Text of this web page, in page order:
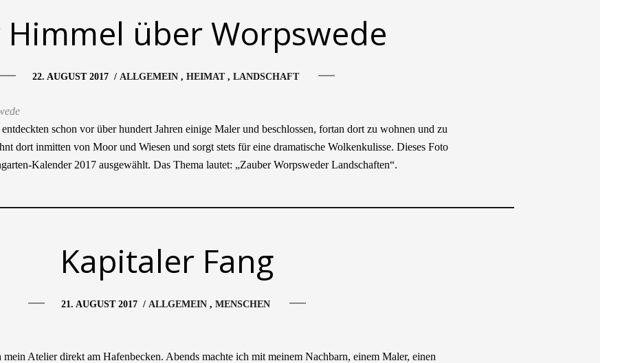
Himmel über Worpswede
22. AUGUST 2017 / ALLGEMEIN HEIMAT LANDSCHAFT
schon vor über hundert Jahren einige Maler und beschlossen, fortan dort zu wohnen und zu
dort inmitten von Moor und Wiesen und sorgt stets für eine dramatische Wolkenkulisse. Dieses Foto
Kalender 2017 ausgewählt. Das Thema lautet: „Zauber Worpsweder Landschaften“.
Kapitaler Fang
21. AUGUST 2017 / ALLGEMEIN MENSCHEN
mein Atelier direkt am Hafenbecken. Abends machte ich mit meinem Nachbarn, einem Maler, einen